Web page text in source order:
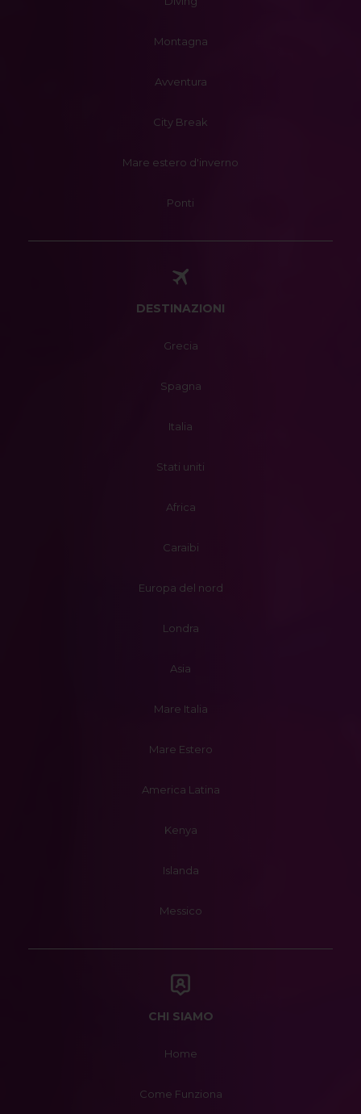
Montagna
Avventura
City Break
Mare estero d'inverno
Ponti
DESTINAZIONI
Grecia
Spagna
Italia
Stati uniti
Africa
Caraibi
Europa del nord
Londra
Asia
Mare Italia
Mare Estero
America Latina
Kenya
Islanda
Messico
CHI SIAMO
Home
Come Funziona